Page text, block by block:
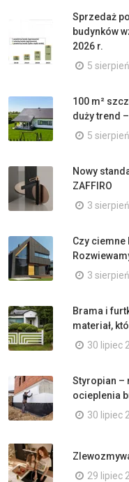
Sprzedaż
budynków
2026 r.
5
100 m²
duży trend
5
Nowy
ZAFFIRO
3
Czy
3
Brama i
materiał,
30 lipiec
Styropian –
ocieplenia
30 lipiec
29 lipiec